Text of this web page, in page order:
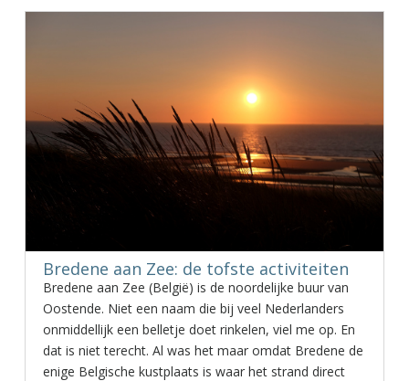
Bredene aan Zee: de tofste activiteiten
Bredene aan Zee (België) is de noordelijke buur van
Oostende. Niet een naam die bij veel Nederlanders
onmiddellijk een belletje doet rinkelen, viel me op. En
dat is niet terecht. Al was het maar omdat Bredene de
enige Belgische kustplaats is waar het strand direct